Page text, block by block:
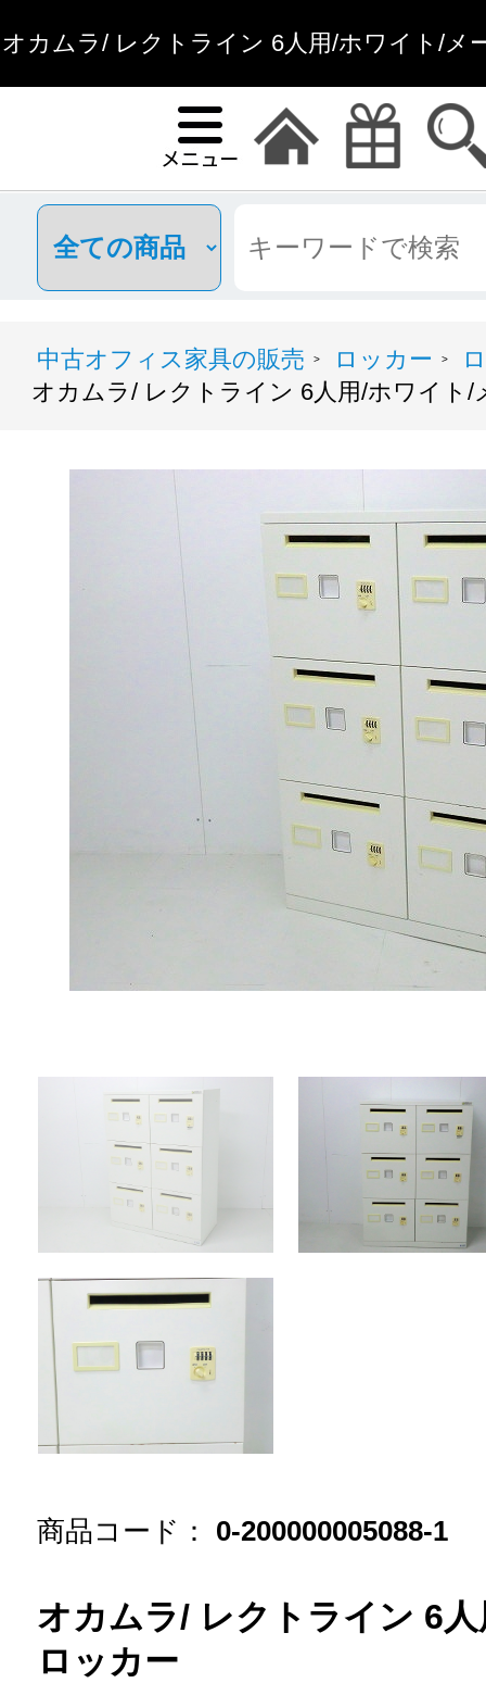
オカムラ/ レクトライン 6人用/ホワイト/メ
通販
中古オフィス家具の販売 > ロッカー >
オカムラ/ レクトライン 6人用/ホワイト/
商品コード： 0-200000005088-1
オカムラ/ レクトライン 6
ロッカー